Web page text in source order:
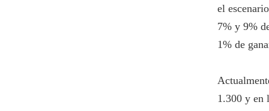
el
7% y 9%
1% de
1.300 y en